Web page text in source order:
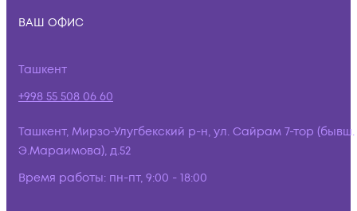
ВАШ ОФИС
Ташкент
+998 55 508 06 60
Ташкент, Мирзо-Улугбекский р-н, ул. Сайрам 7-тор (бывш.
Э.Мараимова), д.52
Время работы: пн-пт, 9:00 - 18:00